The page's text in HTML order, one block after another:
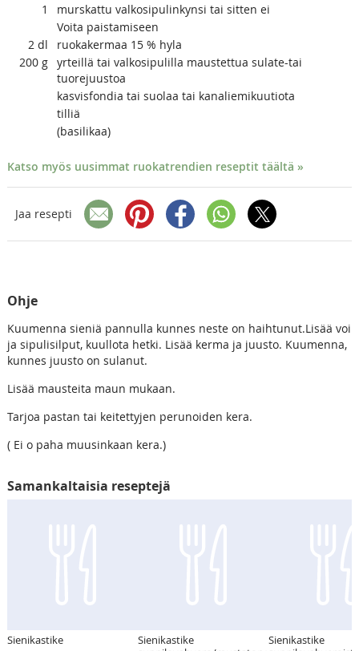
1
murskattu valkosipulinkynsi tai sitten ei
Voita paistamiseen
2 dl
ruokakermaa 15 % hyla
200 g yrteillä tai valkosipulilla maustettua sulate-tai
tuorejuustoa
kasvisfondia tai suolaa tai kanaliemikuutiota
tilliä
(basilikaa)
Katso myös uusimmat ruokatrendien reseptit täältä »
Jaa resepti
Ohje
Kuumenna sieniä pannulla kunnes neste on haihtunut.Lisää voi
ja sipulisilput, kuullota hetki. Lisää kerma ja juusto. Kuumenna,
kunnes juusto on sulanut.
Lisää mausteita maun mukaan.
Tarjoa pastan tai keitettyjen perunoiden kera.
( Ei o paha muusinkaan kera.)
Samankaltaisia reseptejä
Sienikastike
Sienikastike
Sienikastike